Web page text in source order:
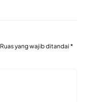
Ruas yang wajib ditandai *